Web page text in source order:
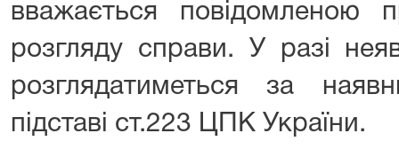
вважається повідомленою
розгляду справи. У разі
розглядатиметься за
підставі ст.223 ЦПК України.